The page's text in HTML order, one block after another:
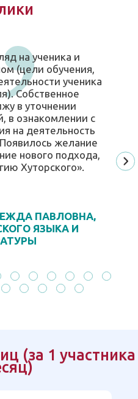
на ученика и
(цели обучения,
ученика
Собственное
в уточнении
в ознакомлении с
на деятельность
желание
нового подхода,
Хуторского».
ПАВЛОВНА,
ЯЗЫКА И
(за 1 участника